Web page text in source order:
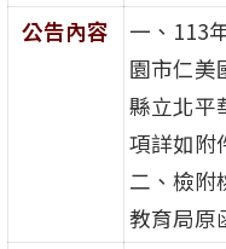
公告內容
一、113
園市仁美
縣立北平
項詳如附
二、檢附
教育局原